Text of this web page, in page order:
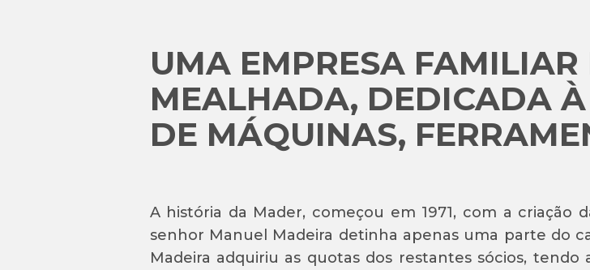
UMA EMPRESA
MEALHADA, DEDICADA
DE MÁQUINAS,
A história da Mader, começou em 1971, com a criação
senhor Manuel Madeira detinha apenas uma parte do
Madeira adquiriu as quotas dos restantes sócios, tendo